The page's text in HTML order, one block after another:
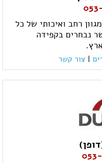
רחב ואיכותי של כל
נבחרים בקפידה
| צור קשר